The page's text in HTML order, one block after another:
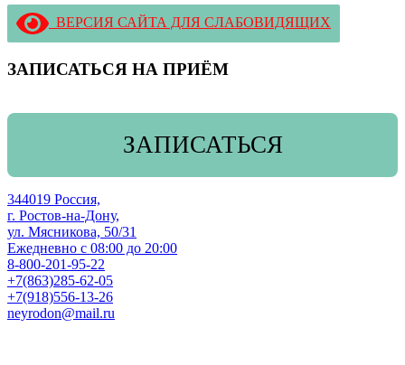
ВЕРСИЯ САЙТА ДЛЯ СЛАБОВИДЯЩИХ
ЗАПИСАТЬСЯ НА ПРИЁМ
ЗАПИСАТЬСЯ
344019 Россия,
г. Ростов-на-Дону,
ул. Мясникова, 50/31
Ежедневно с 08:00 до 20:00
8-800-201-95-22
+7(863)285-62-05
+7(918)556-13-26
neyrodon@mail.ru